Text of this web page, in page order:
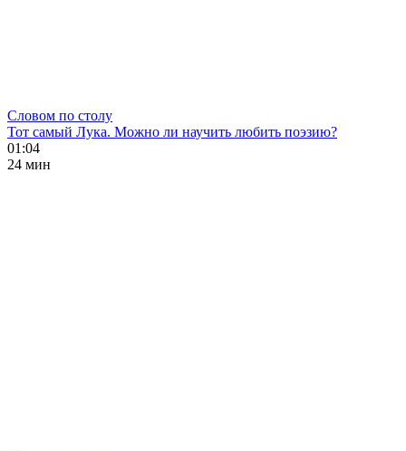
Словом по столу
Тот самый Лука. Можно ли научить любить поэзию?
01:04
24 мин